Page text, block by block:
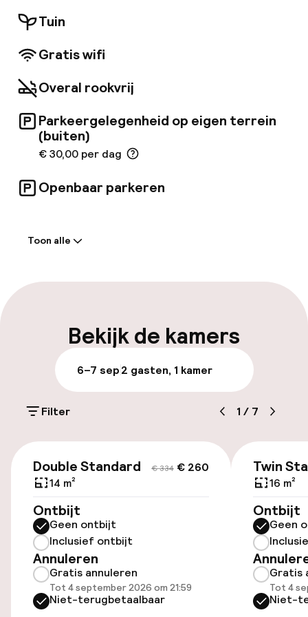
het gemak van de gasten. De
gemeenschappelijke ruimtes van dit
parkeerruimte kan handig zijn voor wie met de
sommige van bovengenoemde services moet
worden bijbetaald.
Tuin
Gratis wifi
Overal rookvrij
Parkeergelegenheid op eigen terrein
(buiten)
€ 30,00 per dag
Openbaar parkeren
Laat uitchecken mogelijk
Bagageruimte
Parkeren & mobiliteit
(buiten)
€ 30,00 per dag
Toegankelijkheid
Overal rolstoeltoegankelijk
Lift
Toon alle
Bekijk de kamers
6–7 sep2 gasten, 1 kamer
Filter 1 / 7
€ 334 € 260
Double Standard
14 m²
Ontbijt
Geen ontbijt
Inclusief ontbijt
Annuleren
Gratis annuleren
Tot 4 september 2026 om 21:59
Niet-terugbetaalbaar
Twin
16 m²
Ontbijt
Geen
Gratis
Tot 4
Niet-